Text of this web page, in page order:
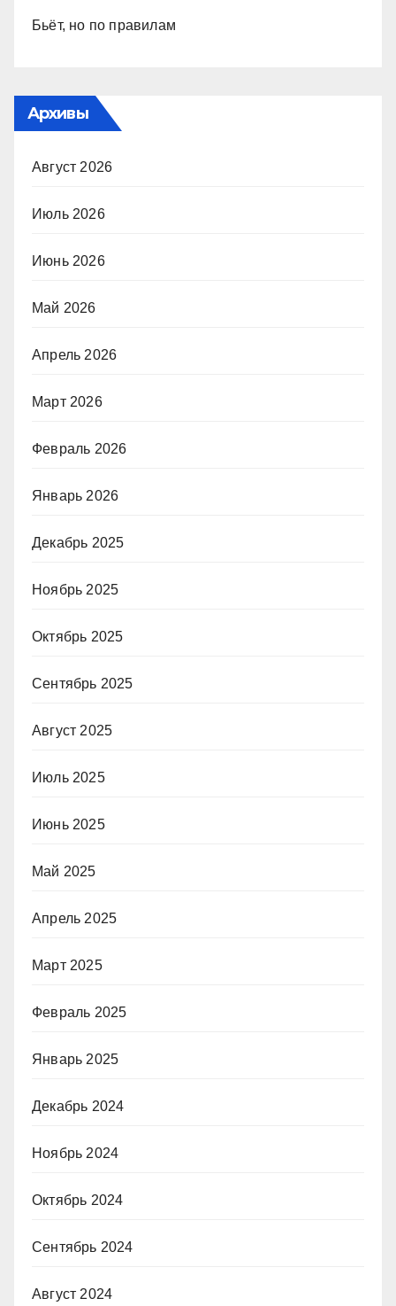
Бьёт, но по правилам
Архивы
Август 2026
Июль 2026
Июнь 2026
Май 2026
Апрель 2026
Март 2026
Февраль 2026
Январь 2026
Декабрь 2025
Ноябрь 2025
Октябрь 2025
Сентябрь 2025
Август 2025
Июль 2025
Июнь 2025
Май 2025
Апрель 2025
Март 2025
Февраль 2025
Январь 2025
Декабрь 2024
Ноябрь 2024
Октябрь 2024
Сентябрь 2024
Август 2024